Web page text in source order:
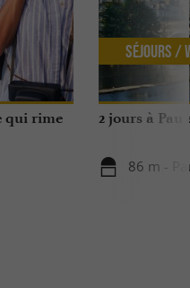
qui rime
2 jours à
86 m -
Séjours /